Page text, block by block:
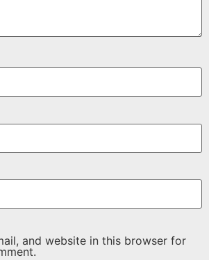
and website in this browser for